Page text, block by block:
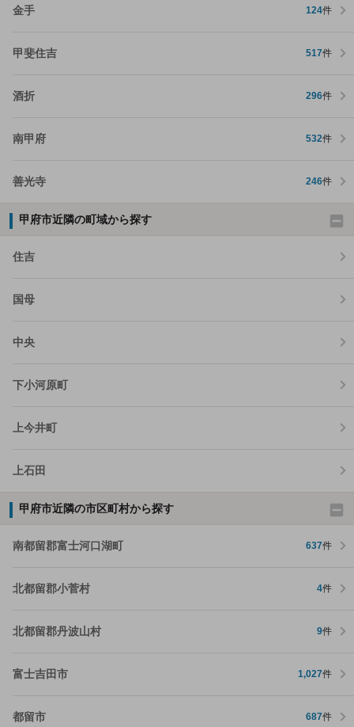
金手 124件
甲斐住吉 517件
酒折 296件
南甲府 532件
善光寺 246件
甲府市近隣の町域から探す
住吉
国母
中央
下小河原町
上今井町
上石田
甲府市近隣の市区町村から探す
南都留郡富士河口湖町 637件
北都留郡小菅村 4件
北都留郡丹波山村 9件
富士吉田市 1,027件
都留市 687件